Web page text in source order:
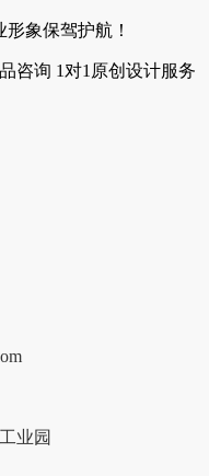
象保驾护航！
咨询 1对1原创设计服务
业园